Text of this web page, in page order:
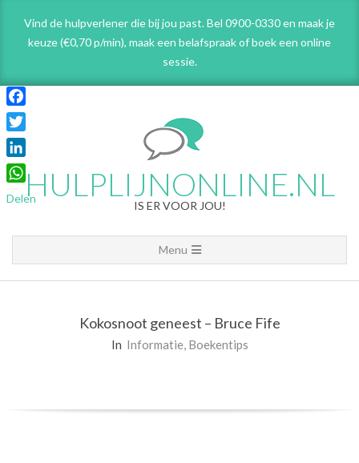
content
Vind de hulpverlener die bij jou past. Bel 0900-0330 en maak je
keuze (€0,70 p/min), maak een belafspraakof boek een online
sessie.
HULPLIJNONLINE.NL
IS ER VOOR JOU!
Navigation
Menu
Menu
Kokosnoot geneest – Bruce Fife
In Informatie, Boekentips
Facebook
Twitter
LinkedIn
WhatsApp
Delen